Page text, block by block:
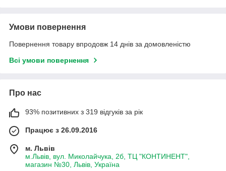
Умови повернення
Повернення товару впродовж 14 днів за домовленістю
Всі умови повернення
Про нас
93% позитивних з 319 відгуків за рік
Працює з 26.09.2016
м. Львів
м.Львів, вул. Миколайчука, 2б, ТЦ "КОНТИНЕНТ",
магазин №30, Львів, Україна